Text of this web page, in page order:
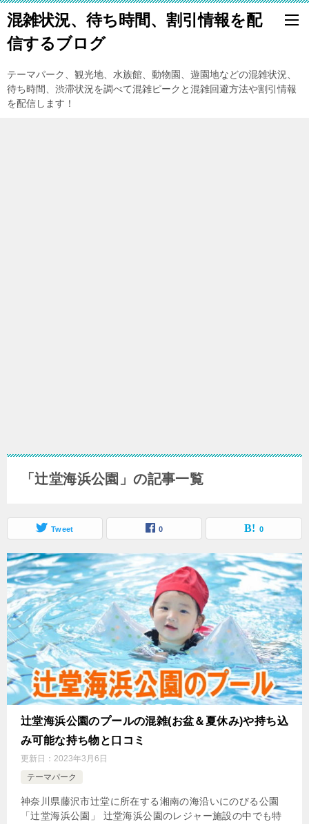
混雑状況、待ち時間、割引情報を配
信するブログ
テーマパーク、観光地、水族館、動物園、遊園地などの混雑状況、
待ち時間、渋滞状況を調べて混雑ピークと混雑回避方法や割引情報
を配信します！
「辻堂海浜公園」の記事一覧
Tweet 0 0
辻堂海浜公園のプールの混雑(お盆＆夏休み)や持ち込
み可能な持ち物と口コミ
更新日： 2023年3月6日
テーマパーク
神奈川県藤沢市辻堂に所在する湘南の海沿いにのびる公園
「辻堂海浜公園」 辻堂海浜公園のレジャー施設の中でも特